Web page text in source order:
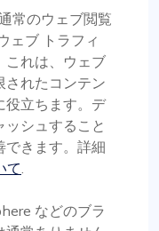
常のウェブ閲覧
ェブ トラフィ
これは、ウェブ
されたコンテン
役立ちます。デ
シュすること
できます。詳細
て.
などのブラ